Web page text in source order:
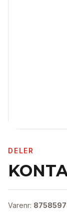
DELER
Varenr: